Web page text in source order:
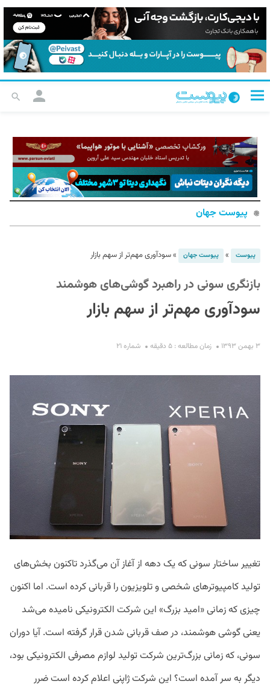
پیوست جهان
پیوست » پیوست جهان »سودآوری مهم‌تر از سهم بازار
بازنگری سونی در راهبرد گوشی‌های هوشمند
سودآوری مهم‌تر از سهم بازار
۳ بهمن ۱۳۹۳ زمان مطالعه : ۵ دقیقه شماره ۲۱
تغییر ساختار سونی که یک دهه از آغاز آن می‌گذرد تاکنون بخش‌های
تولید کامپیوترهای شخصی و تلویزیون را قربانی کرده است. اما اکنون
چیزی که زمانی «امید بزرگ» این شرکت الکترونیکی نامیده می‌شد
یعنی گوشی هوشمند، در صف قربانی شدن قرار گرفته است. آیا دوران
سونی، که زمانی بزرگ‌ترین شرکت تولید لوازم مصرفی الکترونیکی بود،
دیگر به سر آمده است؟ این شرکت ژاپنی اعلام کرده است ضرر